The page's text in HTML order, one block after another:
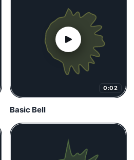
0:02
Basic Bell